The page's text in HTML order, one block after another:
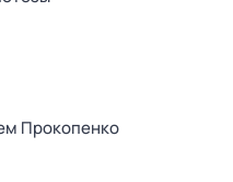
Прокопенко